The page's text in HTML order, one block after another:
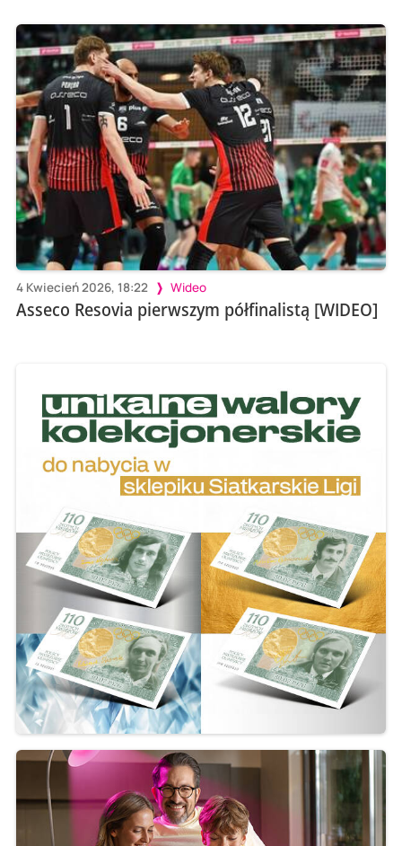
4 Kwiecień 2026, 18:22 Wideo
Asseco Resovia pierwszym półfinalistą [WIDEO]